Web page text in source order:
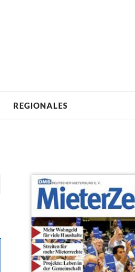
REGIONALES